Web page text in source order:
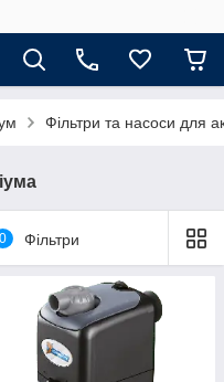
Фільтри та насоси для
0 Фільтри